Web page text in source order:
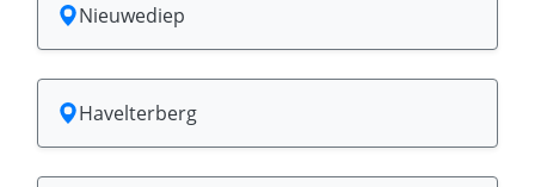
Nieuwediep
Havelterberg